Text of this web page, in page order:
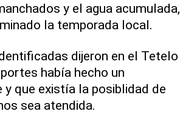
y el agua acumulada,
la temporada local.
dijeron en el Tetelo
había hecho un
que existía la posiblidad de
sea atendida.